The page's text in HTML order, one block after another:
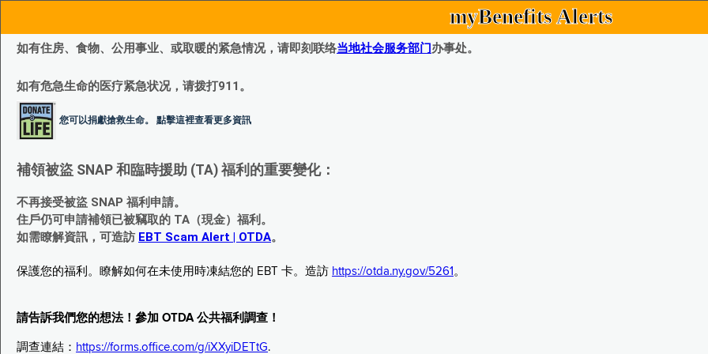
myBenefits Alerts
如有住房、食物、公用事业、或取暖的紧急情况，请即刻联络当地社会服务部门办事处。
如有危急生命的医疗紧急状况，请拨打911。
您可以捐獻搶救生命。 點擊這裡查看更多資訊
補領被盜 SNAP 和臨時援助 (TA) 福利的重要變化：
不再接受被盜 SNAP 福利申請。
住戶仍可申請補領已被竊取的 TA（現金）福利。
如需瞭解資訊，可造訪 EBT Scam Alert | OTDA。
保護您的福利。瞭解如何在未使用時凍結您的 EBT 卡。造訪 https://otda.ny.gov/5261 。
請告訴我們您的想法！參加 OTDA 公共福利調查！
調查連結： https://forms.office.com/g/iXXyiDETtG.